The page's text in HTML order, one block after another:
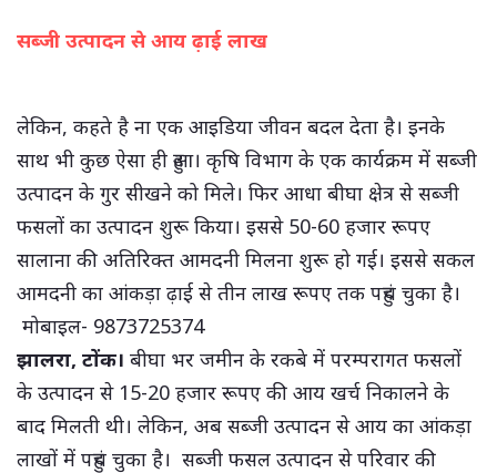
सब्जी उत्पादन से आय ढ़ाई लाख
लेकिन, कहते है ना एक आइडिया जीवन बदल देता है। इनके
साथ भी कुछ ऐसा ही हुआ। कृषि विभाग के एक कार्यक्रम में सब्जी
उत्पादन के गुर सीखने को मिले। फिर आधा बीघा क्षेत्र से सब्जी
फसलों का उत्पादन शुरू किया। इससे 50-60 हजार रूपए
सालाना की अतिरिक्त आमदनी मिलना शुरू हो गई। इससे सकल
आमदनी का आंकड़ा ढ़ाई से तीन लाख रूपए तक पहुंच चुका है।
मोबाइल- 9873725374
झालरा, टोंक। बीघा भर जमीन के रकबे में परम्परागत फसलों
के उत्पादन से 15-20 हजार रूपए की आय खर्च निकालने के
बाद मिलती थी। लेकिन, अब सब्जी उत्पादन से आय का आंकड़ा
लाखों में पहुंच चुका है। सब्जी फसल उत्पादन से परिवार की